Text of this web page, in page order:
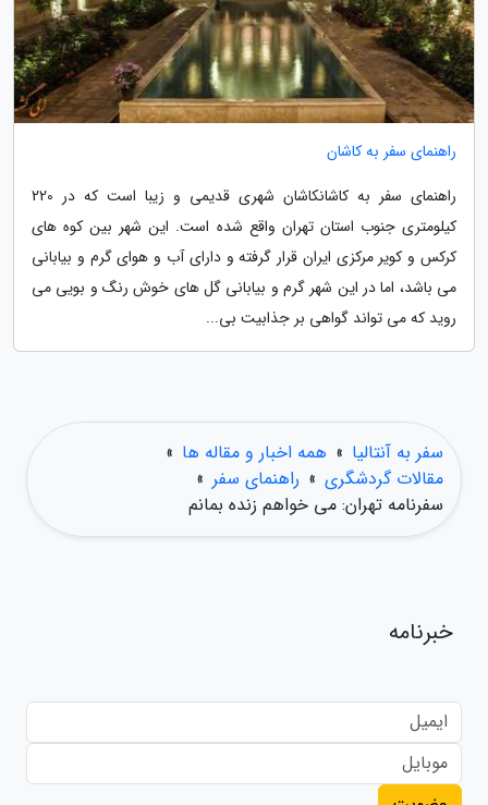
راهنمای سفر به کاشان
راهنمای سفر به کاشانکاشان شهری قدیمی و زیبا است که در 220
کیلومتری جنوب استان تهران واقع شده است. این شهر بین کوه های
کرکس و کویر مرکزی ایران قرار گرفته و دارای آب و هوای گرم و بیابانی
می باشد، اما در این شهر گرم و بیابانی گل های خوش رنگ و بویی می
روید که می تواند گواهی بر جذابیت بی...
سفر به آنتالیا » همه اخبار و مقاله ها »
مقالات گردشگری » راهنمای سفر »
سفرنامه تهران: می خواهم زنده بمانم
خبرنامه